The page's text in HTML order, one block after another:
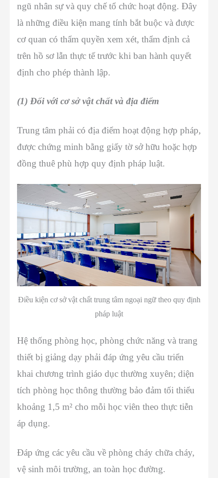
ngũ nhân sự và quy chế tổ chức hoạt động. Đây
là những điều kiện mang tính bắt buộc và được
cơ quan có thẩm quyền xem xét, thẩm định cả
trên hồ sơ lẫn thực tế trước khi ban hành quyết
định cho phép thành lập.
(1) Đối với cơ sở vật chất và địa điểm
Trung tâm phải có địa điểm hoạt động hợp pháp,
được chứng minh bằng giấy tờ sở hữu hoặc hợp
đồng thuê phù hợp quy định pháp luật.
Điều kiện cơ sở vật chất trung tâm ngoại ngữ theo quy định
pháp luật
Hệ thống phòng học, phòng chức năng và trang
thiết bị giảng dạy phải đáp ứng yêu cầu triển
khai chương trình giáo dục thường xuyên; diện
tích phòng học thông thường bảo đảm tối thiểu
khoảng 1,5 m² cho mỗi học viên theo thực tiễn
áp dụng.
Đáp ứng các yêu cầu về phòng cháy chữa cháy,
vệ sinh môi trường, an toàn học đường.